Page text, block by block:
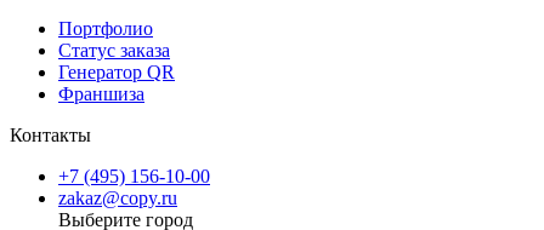
Портфолио
Статус заказа
Генератор QR
Франшиза
Контакты
+7 (495) 156-10-00
zakaz@copy.ru